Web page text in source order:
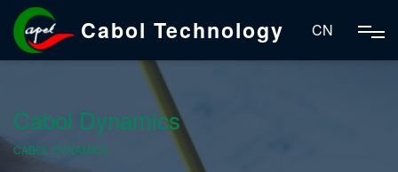
Cabol Technology CN
Cabol Dynamics
CABOL DYNAMICS